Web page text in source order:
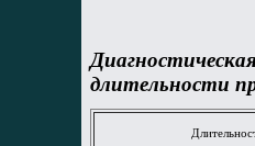
длительности